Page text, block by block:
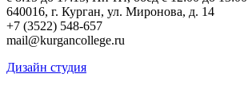
640016, г. Курган, ул. Миронова, д. 14
+7 (3522) 548-657
mail@kurgancollege.ru
Дизайн студия